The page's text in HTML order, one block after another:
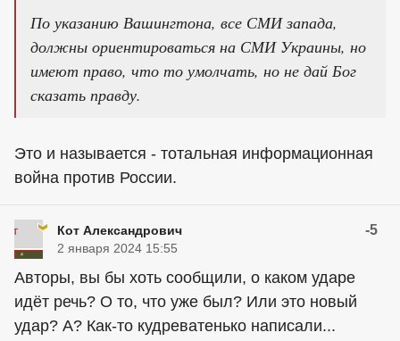
По указанию Вашингтона, все СМИ запада,
должны ориентироваться на СМИ Украины, но
имеют право, что то умолчать, но не дай Бог
сказать правду.
Это и называется - тотальная информационная
война против России.
Кот Александрович -5
2 января 2024 15:55
Авторы, вы бы хоть сообщили, о каком ударе
идёт речь? О то, что уже был? Или это новый
удар? А? Как-то кудреватенько написали...